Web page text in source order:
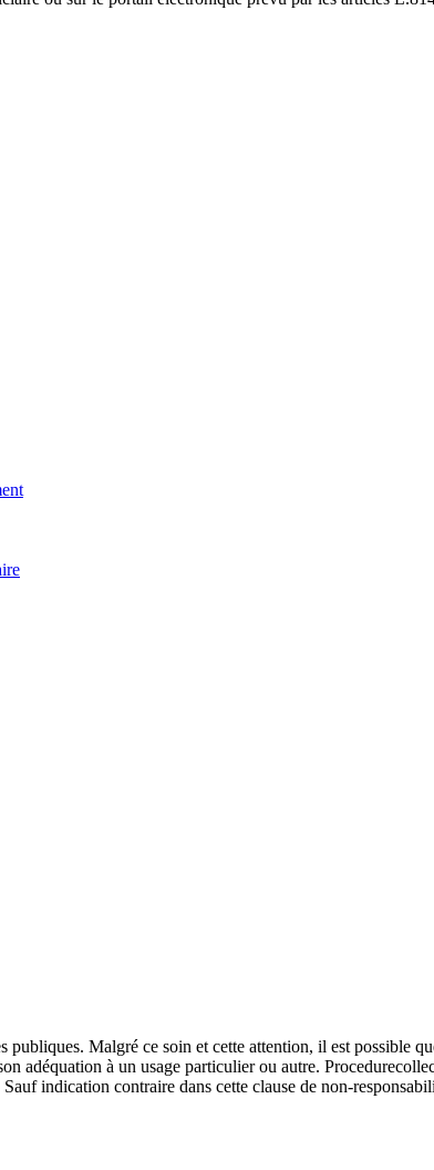
Malgré ce soin et cette attention, il est possible
adéquation à un usage particulier ou autre.
indication contraire dans cette clause de non-